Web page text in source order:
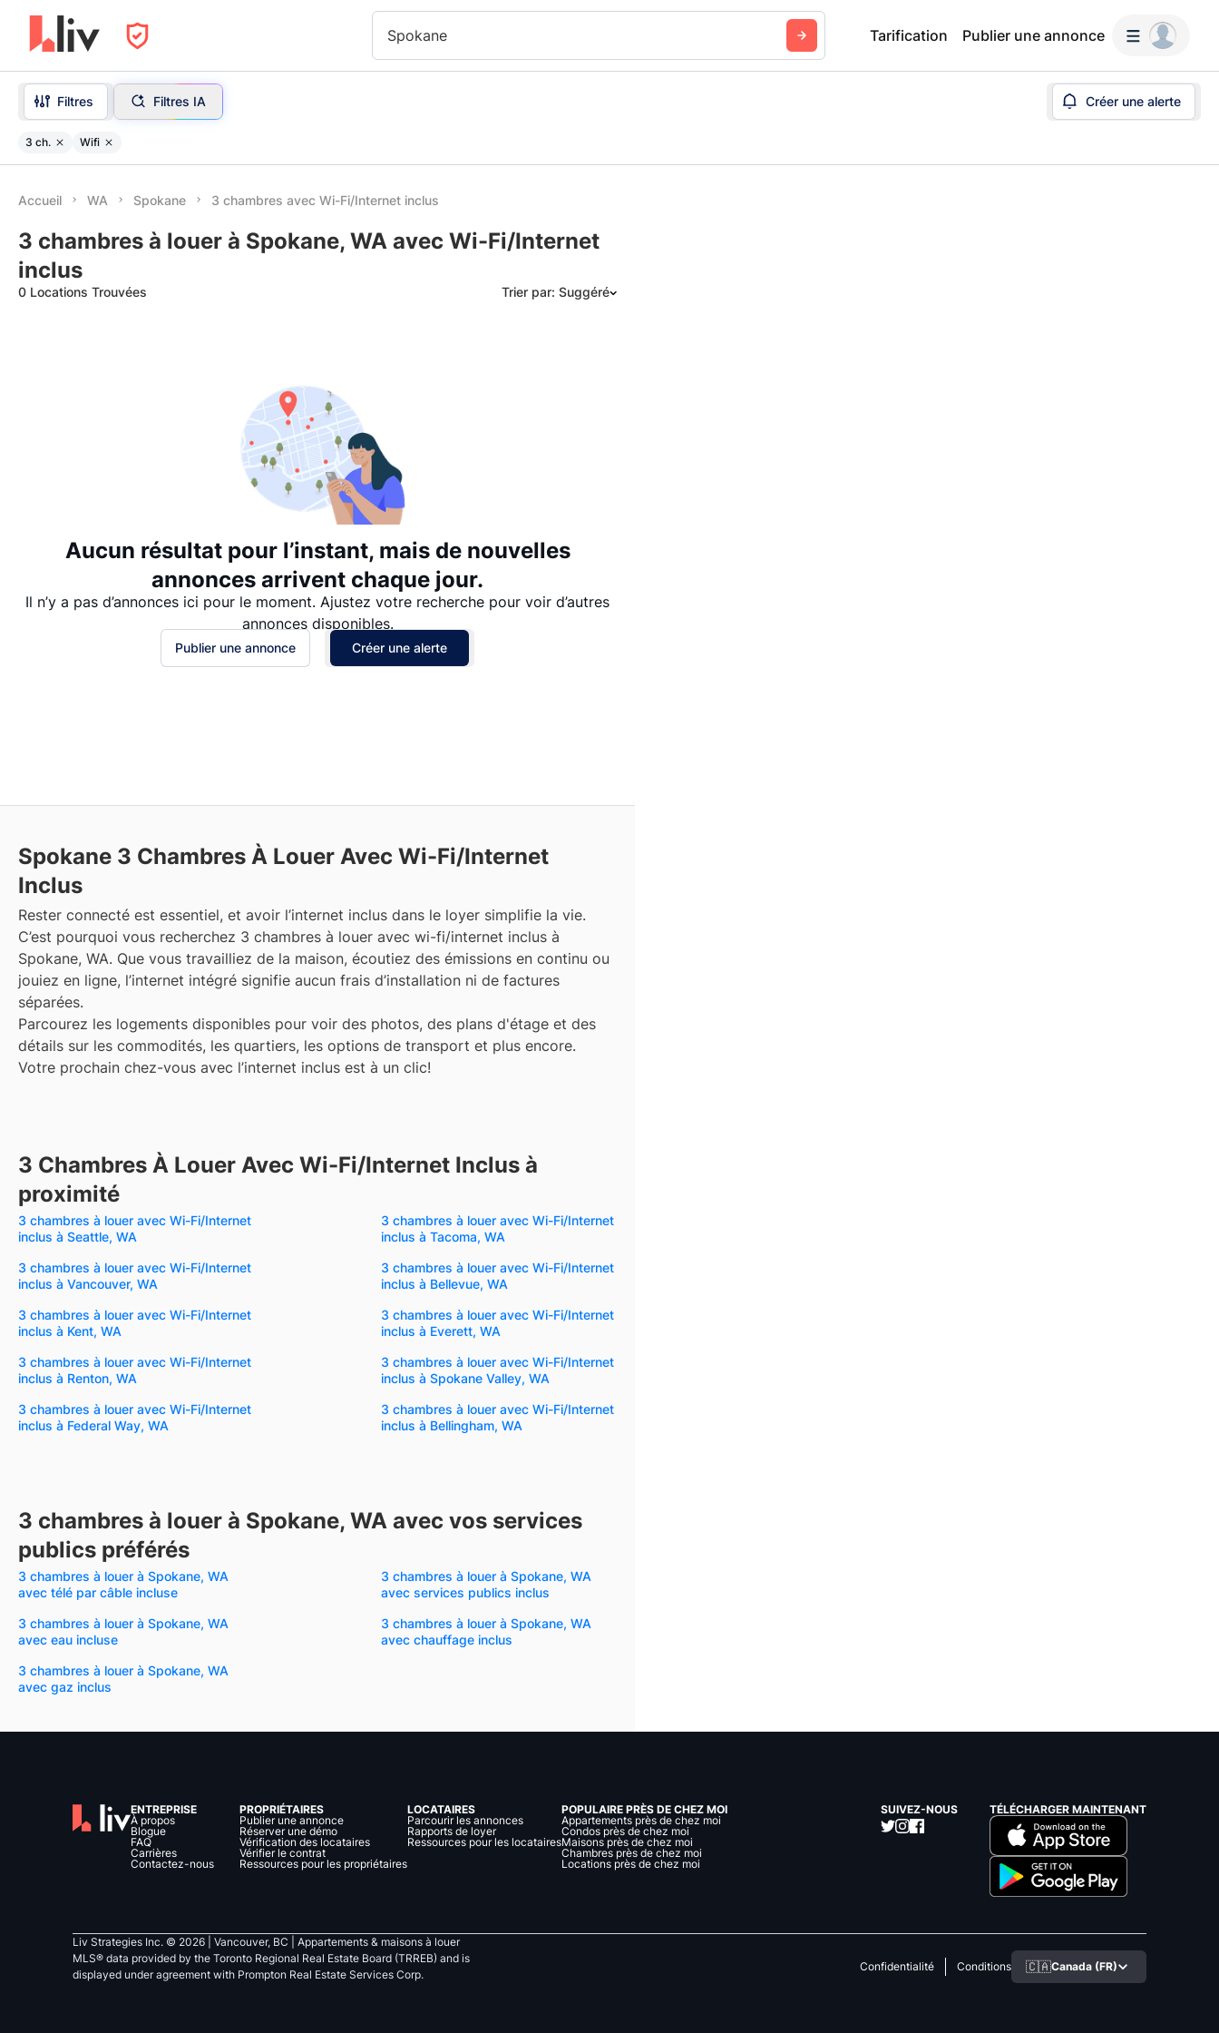
Spokane Tarification Publier une annonce
Filtres Filtres IA Créer une alerte
3 ch. Wifi
Accueil WA Spokane 3 chambres avec Wi-Fi/Internet inclus
3 chambres à louer à Spokane, WA avec Wi-Fi/Internet
inclus
0 Locations Trouvées Trier par: Suggéré
Aucun résultat pour l’instant, mais de nouvelles
annonces arrivent chaque jour.
Il n’y a pas d’annonces ici pour le moment. Ajustez votre recherche pour voir d’autres
annonces disponibles.
Publier une annonce Créer une alerte
Spokane 3 Chambres À Louer Avec Wi-Fi/Internet
Inclus
Rester connecté est essentiel, et avoir l’internet inclus dans le loyer simplifie la vie.
C’est pourquoi vous recherchez 3 chambres à louer avec wi-fi/internet inclus à
Spokane, WA. Que vous travailliez de la maison, écoutiez des émissions en continu ou
jouiez en ligne, l’internet intégré signifie aucun frais d’installation ni de factures
séparées.
Parcourez les logements disponibles pour voir des photos, des plans d'étage et des
détails sur les commodités, les quartiers, les options de transport et plus encore.
Votre prochain chez-vous avec l’internet inclus est à un clic!
3 Chambres À Louer Avec Wi-Fi/Internet Inclus à
proximité
3 chambres à louer avec Wi-Fi/Internet
inclus à Seattle, WA
3 chambres à louer avec Wi-Fi/Internet
inclus à Tacoma, WA
3 chambres à louer avec Wi-Fi/Internet
inclus à Vancouver, WA
3 chambres à louer avec Wi-Fi/Internet
inclus à Bellevue, WA
3 chambres à louer avec Wi-Fi/Internet
inclus à Kent, WA
3 chambres à louer avec Wi-Fi/Internet
inclus à Everett, WA
3 chambres à louer avec Wi-Fi/Internet
inclus à Renton, WA
3 chambres à louer avec Wi-Fi/Internet
inclus à Spokane Valley, WA
3 chambres à louer avec Wi-Fi/Internet
inclus à Federal Way, WA
3 chambres à louer avec Wi-Fi/Internet
inclus à Bellingham, WA
3 chambres à louer à Spokane, WA avec vos services
publics préférés
3 chambres à louer à Spokane, WA
avec télé par câble incluse
3 chambres à louer à Spokane, WA
avec services publics inclus
3 chambres à louer à Spokane, WA
avec eau incluse
3 chambres à louer à Spokane, WA
avec chauffage inclus
3 chambres à louer à Spokane, WA
avec gaz inclus
ENTREPRISE
À propos
Blogue
FAQ
Carrières
Contactez-nous
PROPRIÉTAIRES
Publier une annonce
Réserver une démo
Vérification des locataires
Vérifier le contrat
Ressources pour les propriétaires
LOCATAIRES
Parcourir les annonces
Rapports de loyer
Ressources pour les locataires
POPULAIRE PRÈS DE CHEZ MOI
Appartements près de chez moi
Condos près de chez moi
Maisons près de chez moi
Chambres près de chez moi
Locations près de chez moi
SUIVEZ-NOUS TÉLÉCHARGER MAINTENANT
Liv Strategies Inc. © 2026 | Vancouver, BC |
Appartements & maisons à louer
MLS® data provided by the Toronto Regional Real Estate Board (TRREB) and is
displayed under agreement with Prompton Real Estate Services Corp.
Confidentialité Conditions 🇨🇦Canada (FR)